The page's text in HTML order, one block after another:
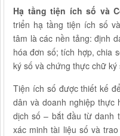
Hạ tầng tiện ích số và
triển hạ tầng tiện ích số
tâm là các nền tảng: định
hóa đơn số; tích hợp, chia
ký số và chứng thực chữ ký
Tiện ích số được thiết kế
dân và doanh nghiệp thực
dịch số – bắt đầu từ danh
xác minh tài liệu số và